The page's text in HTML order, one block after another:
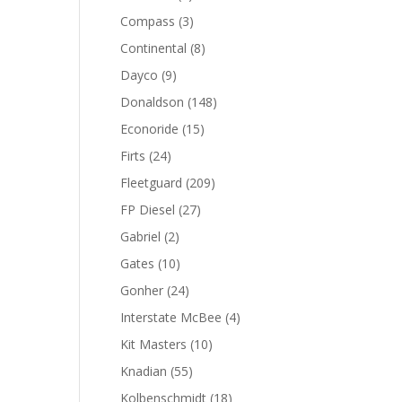
productos
Compass 33
productos
Continental 88
Dayco 99
productos
Donaldson 148148
Econoride 1515
Firts 2424
productos
Fleetguard 209209
FP Diesel 2727
Gabriel 22
productos
Gates 1010
productos
Gonher 2424
productos
Interstate McBee 44
Kit Masters 1010
Knadian 5555
productos
Kolbenschmidt 1818